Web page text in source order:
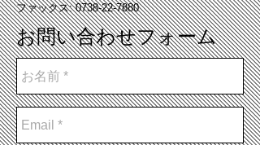
ファックス: 0738-22-7880
​お問い合わせフォーム